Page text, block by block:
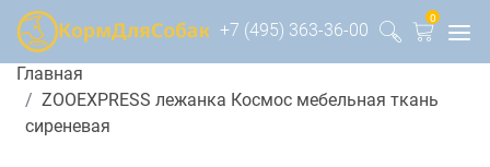
+7 (495) 363-36-00
0
Главная
ZOOEXPRESS лежанка Космос мебельная ткань
сиреневая